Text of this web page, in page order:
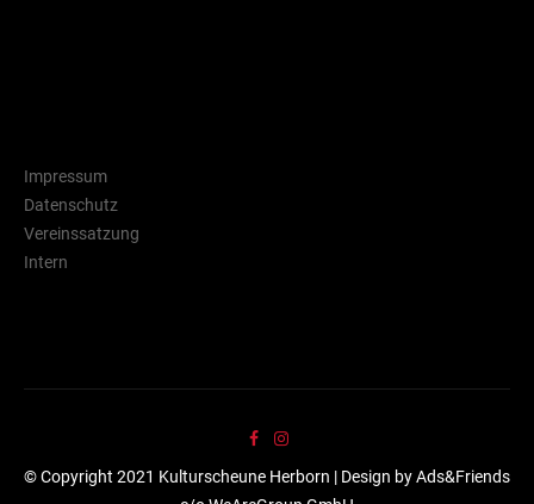
Impressum
Datenschutz
Vereinssatzung
Intern
© Copyright 2021 Kulturscheune Herborn | Design by Ads&Friends